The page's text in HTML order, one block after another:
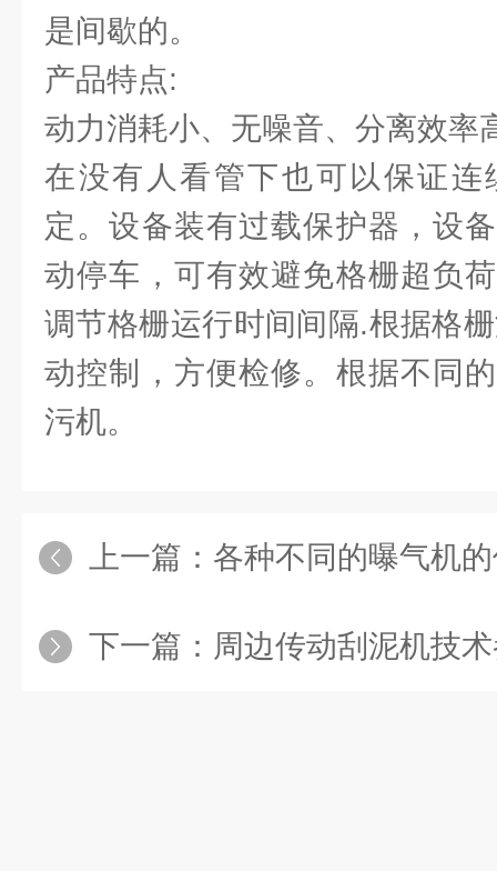
是间歇的。
产品特点:
动力消耗小、无噪音、分离效率
在没有人看管下也可以保证连
定。设备装有过载保护器，设
动停车，可有效避免格栅超负
调节格栅运行时间间隔.根据格
动控制，方便检修。根据不同
污机。
上一篇： 各种不同的曝气机
下一篇： 周边传动刮泥机技